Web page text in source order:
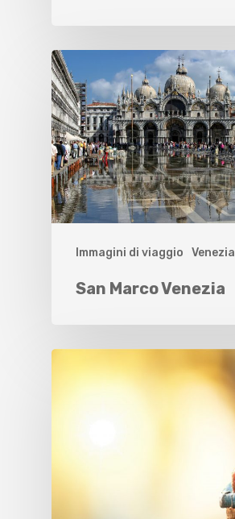
Immagini di viaggio Venezia
San Marco Venezia